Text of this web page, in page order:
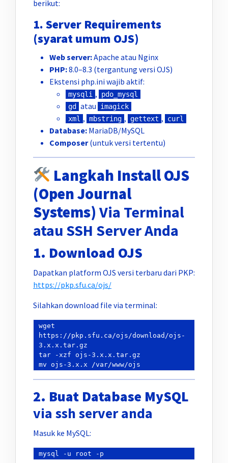
berikut:
1. Server Requirements
(syarat umum OJS)
Web server:Apache atau Nginx
PHP:8.0–8.3 (tergantung versi OJS)
Ekstensi php.ini wajib aktif:
mysqli ,
pdo_mysql
gd
atau
imagick
xml , mbstring , gettext , curl
Database: MariaDB/MySQL
Composer(untuk versi tertentu)
Langkah Install OJS
(Open Journal
Systems) Via Terminal
atau SSH Server Anda
1. Download OJS
Dapatkan platform OJS versi terbaru dari PKP:
https://pkp.sfu.ca/ojs/
Silahkan download file via terminal:
wget
https://pkp.sfu.ca/ojs/download/ojs-
3.x.x.tar.gz
tar -xzf ojs-3.x.x.tar.gz
2. Buat Database MySQL
via ssh server anda
Masuk ke MySQL: